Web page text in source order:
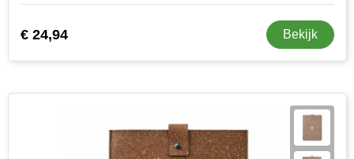
€ 24,94 Bekijk